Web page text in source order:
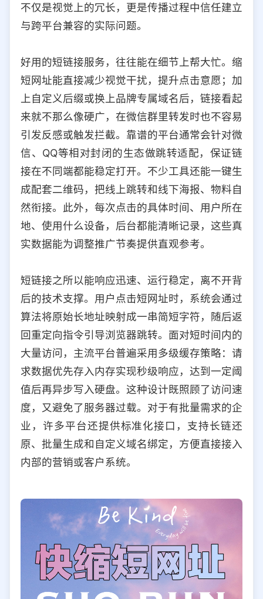
不仅是视觉上的冗长，更是传播过程中信任建立
与跨平台兼容的实际问题。
好用的短链接服务，往往能在细节上帮大忙。缩
短网址能直接减少视觉干扰，提升点击意愿；加
上自定义后缀或换上品牌专属域名后，链接看起
来就不那么像硬广，在微信群里转发时也不容易
引发反感或触发拦截。靠谱的平台通常会针对微
信、QQ等相对封闭的生态做跳转适配，保证链
接在不同端都能稳定打开。不少工具还能一键生
成配套二维码，把线上跳转和线下海报、物料自
然衔接。此外，每次点击的具体时间、用户所在
地、使用什么设备，后台都能清晰记录，这些真
实数据能为调整推广节奏提供直观参考。
短链接之所以能响应迅速、运行稳定，离不开背
后的技术支撑。用户点击短网址时，系统会通过
算法将原始长地址映射成一串简短字符，随后返
回重定向指令引导浏览器跳转。面对短时间内的
大量访问，主流平台普遍采用多级缓存策略：请
求数据优先存入内存实现秒级响应，达到一定阈
值后再异步写入硬盘。这种设计既照顾了访问速
度，又避免了服务器过载。对于有批量需求的企
业，许多平台还提供标准化接口，支持长链还
原、批量生成和自定义域名绑定，方便直接接入
内部的营销或客户系统。